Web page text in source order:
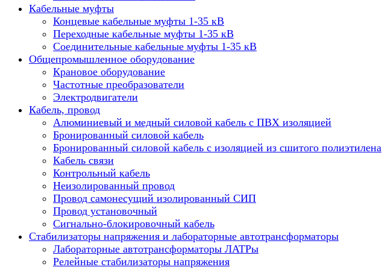
Кабельные муфты
Концевые кабельные муфты 1-35 кВ
Переходные кабельные муфты 1-35 кВ
Соединительные кабельные муфты 1-35 кВ
Общепромышленное оборудование
Крановое оборудование
Частотные преобразователи
Электродвигатели
Кабель, провод
Алюминиевый и медный силовой кабель с ПВХ изоляцией
Бронированный силовой кабель
Бронированный силовой кабель с изоляцией из сшитого полиэтилена
Кабель связи
Контрольный кабель
Неизолированный провод
Провод самонесущий изолированный СИП
Провод установочный
Сигнально-блокировочный кабель
Стабилизаторы напряжения и лабораторные автотрансформаторы
Лабораторные автотрансформаторы ЛАТРы
Релейные стабилизаторы напряжения